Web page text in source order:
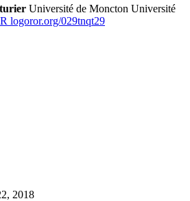
Université de Moncton Université
ror.org/029tnqt29
2018